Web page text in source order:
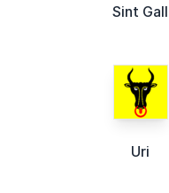
Sint Gall
Uri